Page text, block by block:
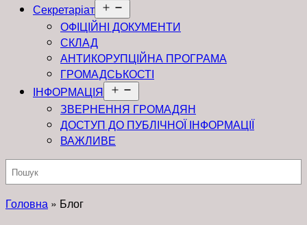
Секретаріат
меню
ОФІЦІЙНІ ДОКУМЕНТИ
СКЛАД
АНТИКОРУПЦІЙНА ПРОГРАМА
ГРОМАДСЬКОСТІ
ІНФОРМАЦІЯ
меню
ЗВЕРНЕННЯ ГРОМАДЯН
ДОСТУП ДО ПУБЛІЧНОЇ ІНФОРМАЦІЇ
ВАЖЛИВЕ
Пошук
Головна » Блог